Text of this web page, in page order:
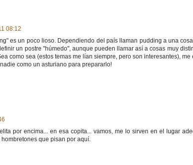
08:12
es un poco lioso. Dependiendo del país llaman pudding a una
un postre "húmedo", aunque pueden llamar así a cosas muy
como sea (estos temas me lían siempre, pero son interesantes),
como un asturiano para prepararlo!
por encima... en esa copita... vamos, me lo sirven en el lugar
que pisan por aquí.